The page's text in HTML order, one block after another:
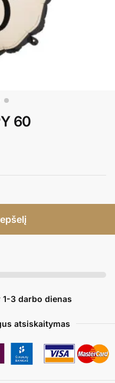
60
3 darbo dienas
atsiskaitymas